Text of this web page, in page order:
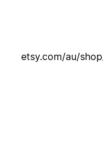
etsy.com/au/